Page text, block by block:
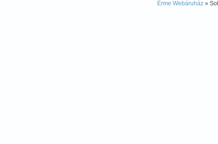
Érme Webáruház »